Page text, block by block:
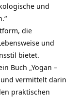
und
die
und
bietet.
Buch „Yogan –
und vermittelt darin
praktischen